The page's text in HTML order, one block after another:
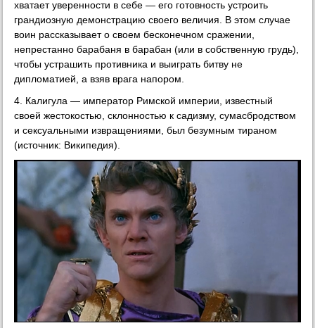
хватает уверенности в себе — его готовность устроить
грандиозную демонстрацию своего величия. В этом случае
воин рассказывает о своем бесконечном сражении,
непрестанно барабаня в барабан (или в собственную грудь),
чтобы устрашить противника и выиграть битву не
дипломатией, а взяв врага напором.
4. Калигула — император Римской империи, известный
своей жестокостью, склонностью к садизму, сумасбродством
и сексуальными извращениями, был безумным тираном
(источник: Википедия).